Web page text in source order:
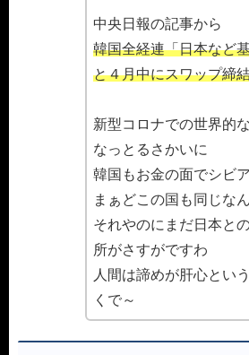
中央日報の記事から
韓国全経連「日本など
と４月中にスワップ締
新型コロナでの世界的
なっとるさかいに
韓国もお金の面でシビ
まぁどこの国も同じな
それやのにまだ日本と
所がさすがですわ
人間は諦めが肝心とい
くで～